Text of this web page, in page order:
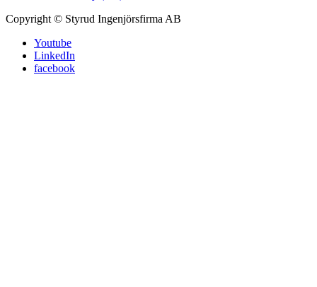
Copyright © Styrud Ingenjörsfirma AB
Youtube
LinkedIn
facebook